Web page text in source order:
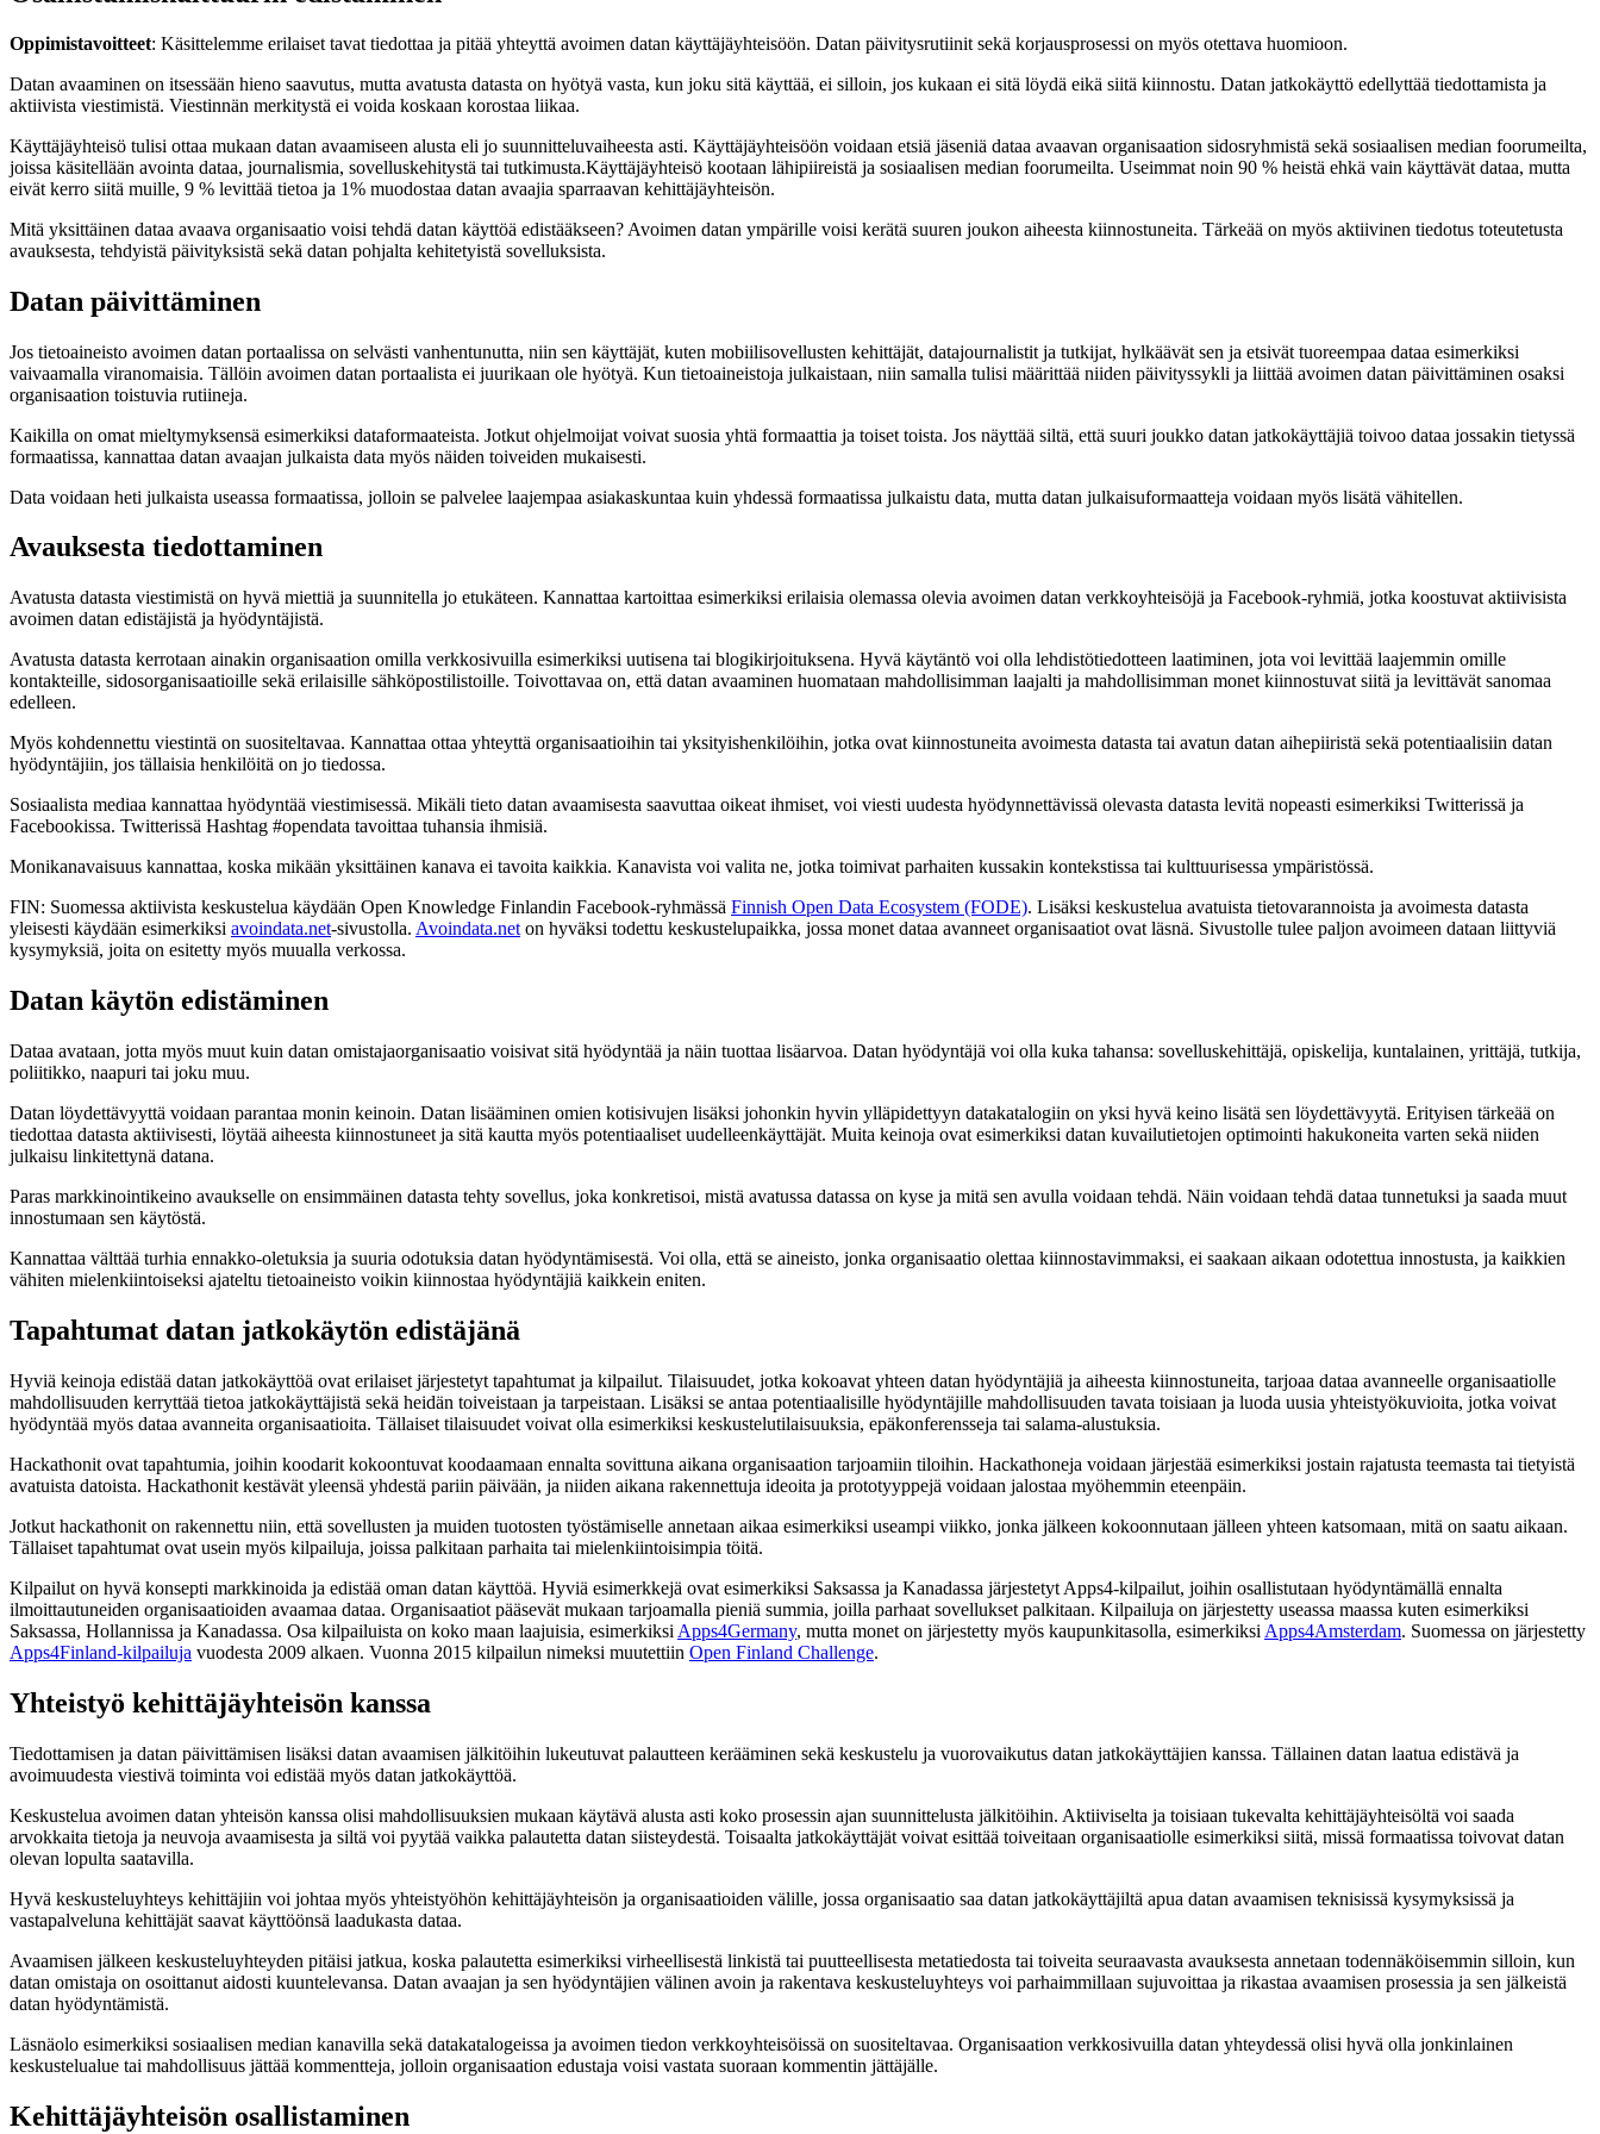
Oppimistavoitteet: Käsittelemme erilaiset tavat tiedottaa ja pitää yhteyttä avoimen datan käyttäjäyhteisöön. Datan päivitysrutiinit sekä korjausprosessi on myös otettava huomioon.
Datan avaaminen on itsessään hieno saavutus, mutta avatusta datasta on hyötyä vasta, kun joku sitä käyttää, ei silloin, jos kukaan ei sitä löydä eikä siitä kiinnostu. Datan jatkokäyttö edellyttää tiedottamista ja
aktiivista viestimistä. Viestinnän merkitystä ei voida koskaan korostaa liikaa.
Käyttäjäyhteisö tulisi ottaa mukaan datan avaamiseen alusta eli jo suunnitteluvaiheesta asti. Käyttäjäyhteisöön voidaan etsiä jäseniä dataa avaavan organisaation sidosryhmistä sekä sosiaalisen median foorumeilta,
joissa käsitellään avointa dataa, journalismia, sovelluskehitystä tai tutkimusta.Käyttäjäyhteisö kootaan lähipiireistä ja sosiaalisen median foorumeilta. Useimmat noin 90 % heistä ehkä vain käyttävät dataa, mutta
eivät kerro siitä muille, 9 % levittää tietoa ja 1% muodostaa datan avaajia sparraavan kehittäjäyhteisön.
Mitä yksittäinen dataa avaava organisaatio voisi tehdä datan käyttöä edistääkseen? Avoimen datan ympärille voisi kerätä suuren joukon aiheesta kiinnostuneita. Tärkeää on myös aktiivinen tiedotus toteutetusta
avauksesta, tehdyistä päivityksistä sekä datan pohjalta kehitetyistä sovelluksista.
Datan päivittäminen
Jos tietoaineisto avoimen datan portaalissa on selvästi vanhentunutta, niin sen käyttäjät, kuten mobiilisovellusten kehittäjät, datajournalistit ja tutkijat, hylkäävät sen ja etsivät tuoreempaa dataa esimerkiksi
vaivaamalla viranomaisia. Tällöin avoimen datan portaalista ei juurikaan ole hyötyä. Kun tietoaineistoja julkaistaan, niin samalla tulisi määrittää niiden päivityssykli ja liittää avoimen datan päivittäminen osaksi
organisaation toistuvia rutiineja.
Kaikilla on omat mieltymyksensä esimerkiksi dataformaateista. Jotkut ohjelmoijat voivat suosia yhtä formaattia ja toiset toista. Jos näyttää siltä, että suuri joukko datan jatkokäyttäjiä toivoo dataa jossakin tietyssä
formaatissa, kannattaa datan avaajan julkaista data myös näiden toiveiden mukaisesti.
Data voidaan heti julkaista useassa formaatissa, jolloin se palvelee laajempaa asiakaskuntaa kuin yhdessä formaatissa julkaistu data, mutta datan julkaisuformaatteja voidaan myös lisätä vähitellen.
Avauksesta tiedottaminen
Avatusta datasta viestimistä on hyvä miettiä ja suunnitella jo etukäteen. Kannattaa kartoittaa esimerkiksi erilaisia olemassa olevia avoimen datan verkkoyhteisöjä ja Facebook-ryhmiä, jotka koostuvat aktiivisista
avoimen datan edistäjistä ja hyödyntäjistä.
Avatusta datasta kerrotaan ainakin organisaation omilla verkkosivuilla esimerkiksi uutisena tai blogikirjoituksena. Hyvä käytäntö voi olla lehdistötiedotteen laatiminen, jota voi levittää laajemmin omille
kontakteille, sidosorganisaatioille sekä erilaisille sähköpostilistoille. Toivottavaa on, että datan avaaminen huomataan mahdollisimman laajalti ja mahdollisimman monet kiinnostuvat siitä ja levittävät sanomaa
edelleen.
Myös kohdennettu viestintä on suositeltavaa. Kannattaa ottaa yhteyttä organisaatioihin tai yksityishenkilöihin, jotka ovat kiinnostuneita avoimesta datasta tai avatun datan aihepiiristä sekä potentiaalisiin datan
hyödyntäjiin, jos tällaisia henkilöitä on jo tiedossa.
Sosiaalista mediaa kannattaa hyödyntää viestimisessä. Mikäli tieto datan avaamisesta saavuttaa oikeat ihmiset, voi viesti uudesta hyödynnettävissä olevasta datasta levitä nopeasti esimerkiksi Twitterissä ja
Facebookissa. Twitterissä Hashtag #opendata tavoittaa tuhansia ihmisiä.
Monikanavaisuus kannattaa, koska mikään yksittäinen kanava ei tavoita kaikkia. Kanavista voi valita ne, jotka toimivat parhaiten kussakin kontekstissa tai kulttuurisessa ympäristössä.
FIN: Suomessa aktiivista keskustelua käydään Open Knowledge Finlandin Facebook-ryhmässä Finnish Open Data Ecosystem (FODE). Lisäksi keskustelua avatuista tietovarannoista ja avoimesta datasta
yleisesti käydään esimerkiksi avoindata.net-sivustolla. Avoindata.net on hyväksi todettu keskustelupaikka, jossa monet dataa avanneet organisaatiot ovat läsnä. Sivustolle tulee paljon avoimeen dataan liittyviä
kysymyksiä, joita on esitetty myös muualla verkossa.
Datan käytön edistäminen
Dataa avataan, jotta myös muut kuin datan omistajaorganisaatio voisivat sitä hyödyntää ja näin tuottaa lisäarvoa. Datan hyödyntäjä voi olla kuka tahansa: sovelluskehittäjä, opiskelija, kuntalainen, yrittäjä, tutkija,
poliitikko, naapuri tai joku muu.
Datan löydettävyyttä voidaan parantaa monin keinoin. Datan lisääminen omien kotisivujen lisäksi johonkin hyvin ylläpidettyyn datakatalogiin on yksi hyvä keino lisätä sen löydettävyytä. Erityisen tärkeää on
tiedottaa datasta aktiivisesti, löytää aiheesta kiinnostuneet ja sitä kautta myös potentiaaliset uudelleenkäyttäjät. Muita keinoja ovat esimerkiksi datan kuvailutietojen optimointi hakukoneita varten sekä niiden
julkaisu linkitettynä datana.
Paras markkinointikeino avaukselle on ensimmäinen datasta tehty sovellus, joka konkretisoi, mistä avatussa datassa on kyse ja mitä sen avulla voidaan tehdä. Näin voidaan tehdä dataa tunnetuksi ja saada muut
innostumaan sen käytöstä.
Kannattaa välttää turhia ennakko-oletuksia ja suuria odotuksia datan hyödyntämisestä. Voi olla, että se aineisto, jonka organisaatio olettaa kiinnostavimmaksi, ei saakaan aikaan odotettua innostusta, ja kaikkien
vähiten mielenkiintoiseksi ajateltu tietoaineisto voikin kiinnostaa hyödyntäjiä kaikkein eniten.
Tapahtumat datan jatkokäytön edistäjänä
Hyviä keinoja edistää datan jatkokäyttöä ovat erilaiset järjestetyt tapahtumat ja kilpailut. Tilaisuudet, jotka kokoavat yhteen datan hyödyntäjiä ja aiheesta kiinnostuneita, tarjoaa dataa avanneelle organisaatiolle
mahdollisuuden kerryttää tietoa jatkokäyttäjistä sekä heidän toiveistaan ja tarpeistaan. Lisäksi se antaa potentiaalisille hyödyntäjille mahdollisuuden tavata toisiaan ja luoda uusia yhteistyökuvioita, jotka voivat
hyödyntää myös dataa avanneita organisaatioita. Tällaiset tilaisuudet voivat olla esimerkiksi keskustelutilaisuuksia, epäkonferensseja tai salama-alustuksia.
Hackathonit ovat tapahtumia, joihin koodarit kokoontuvat koodaamaan ennalta sovittuna aikana organisaation tarjoamiin tiloihin. Hackathoneja voidaan järjestää esimerkiksi jostain rajatusta teemasta tai tietyistä
avatuista datoista. Hackathonit kestävät yleensä yhdestä pariin päivään, ja niiden aikana rakennettuja ideoita ja prototyyppejä voidaan jalostaa myöhemmin eteenpäin.
Jotkut hackathonit on rakennettu niin, että sovellusten ja muiden tuotosten työstämiselle annetaan aikaa esimerkiksi useampi viikko, jonka jälkeen kokoonnutaan jälleen yhteen katsomaan, mitä on saatu aikaan.
Tällaiset tapahtumat ovat usein myös kilpailuja, joissa palkitaan parhaita tai mielenkiintoisimpia töitä.
Kilpailut on hyvä konsepti markkinoida ja edistää oman datan käyttöä. Hyviä esimerkkejä ovat esimerkiksi Saksassa ja Kanadassa järjestetyt Apps4-kilpailut, joihin osallistutaan hyödyntämällä ennalta
ilmoittautuneiden organisaatioiden avaamaa dataa. Organisaatiot pääsevät mukaan tarjoamalla pieniä summia, joilla parhaat sovellukset palkitaan. Kilpailuja on järjestetty useassa maassa kuten esimerkiksi
Saksassa, Hollannissa ja Kanadassa. Osa kilpailuista on koko maan laajuisia, esimerkiksi Apps4Germany, mutta monet on järjestetty myös kaupunkitasolla, esimerkiksi Apps4Amsterdam. Suomessa on järjestetty
Apps4Finland-kilpailuja vuodesta 2009 alkaen. Vuonna 2015 kilpailun nimeksi muutettiin Open Finland Challenge.
Yhteistyö kehittäjäyhteisön kanssa
Tiedottamisen ja datan päivittämisen lisäksi datan avaamisen jälkitöihin lukeutuvat palautteen kerääminen sekä keskustelu ja vuorovaikutus datan jatkokäyttäjien kanssa. Tällainen datan laatua edistävä ja
avoimuudesta viestivä toiminta voi edistää myös datan jatkokäyttöä.
Keskustelua avoimen datan yhteisön kanssa olisi mahdollisuuksien mukaan käytävä alusta asti koko prosessin ajan suunnittelusta jälkitöihin. Aktiiviselta ja toisiaan tukevalta kehittäjäyhteisöltä voi saada
arvokkaita tietoja ja neuvoja avaamisesta ja siltä voi pyytää vaikka palautetta datan siisteydestä. Toisaalta jatkokäyttäjät voivat esittää toiveitaan organisaatiolle esimerkiksi siitä, missä formaatissa toivovat datan
olevan lopulta saatavilla.
Hyvä keskusteluyhteys kehittäjiin voi johtaa myös yhteistyöhön kehittäjäyhteisön ja organisaatioiden välille, jossa organisaatio saa datan jatkokäyttäjiltä apua datan avaamisen teknisissä kysymyksissä ja
vastapalveluna kehittäjät saavat käyttöönsä laadukasta dataa.
Avaamisen jälkeen keskusteluyhteyden pitäisi jatkua, koska palautetta esimerkiksi virheellisestä linkistä tai puutteellisesta metatiedosta tai toiveita seuraavasta avauksesta annetaan todennäköisemmin silloin, kun
datan omistaja on osoittanut aidosti kuuntelevansa. Datan avaajan ja sen hyödyntäjien välinen avoin ja rakentava keskusteluyhteys voi parhaimmillaan sujuvoittaa ja rikastaa avaamisen prosessia ja sen jälkeistä
datan hyödyntämistä.
Läsnäolo esimerkiksi sosiaalisen median kanavilla sekä datakatalogeissa ja avoimen tiedon verkkoyhteisöissä on suositeltavaa. Organisaation verkkosivuilla datan yhteydessä olisi hyvä olla jonkinlainen
keskustelualue tai mahdollisuus jättää kommentteja, jolloin organisaation edustaja voisi vastata suoraan kommentin jättäjälle.
Kehittäjäyhteisön osallistaminen